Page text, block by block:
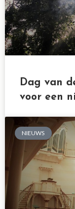
Dag van
voor een
NIEUWS